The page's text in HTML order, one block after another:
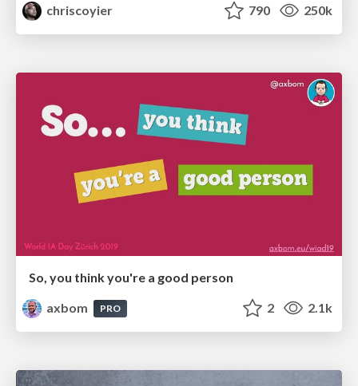
chriscoyier
790 250k
So, you think you're a good person
axbom
PRO 2 2.1k